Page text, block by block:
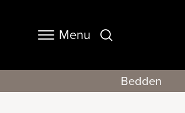
Navigation
Menu
Bedden